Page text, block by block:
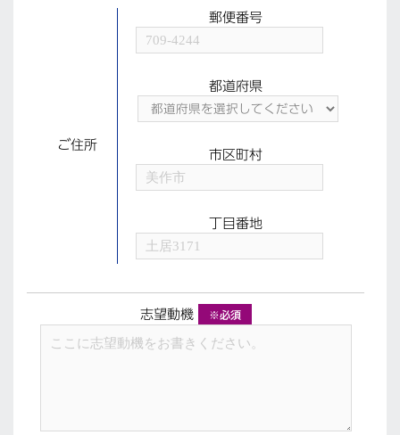
ご住所
郵便番号
都道府県
市区町村
丁目番地
志望動機 ※必須